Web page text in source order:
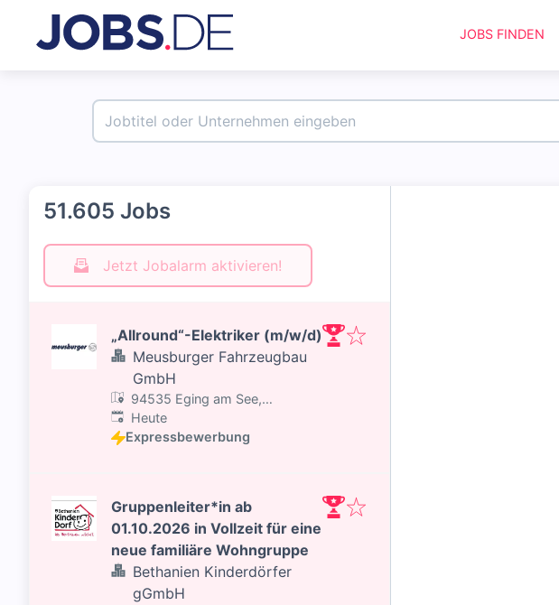
JOBS FINDEN
51.605 Jobs
Jetzt Jobalarm aktivieren!
„Allround“-Elektriker (m/w/d)
Meusburger Fahrzeugbau
GmbH
94535 Eging am See,
Deutschland
Veröffentlicht
Heute
Expressbewerbung
Gruppenleiter*in ab
01.10.2026 in Vollzeit für eine
neue familiäre Wohngruppe
Bethanien Kinderdörfer
gGmbH